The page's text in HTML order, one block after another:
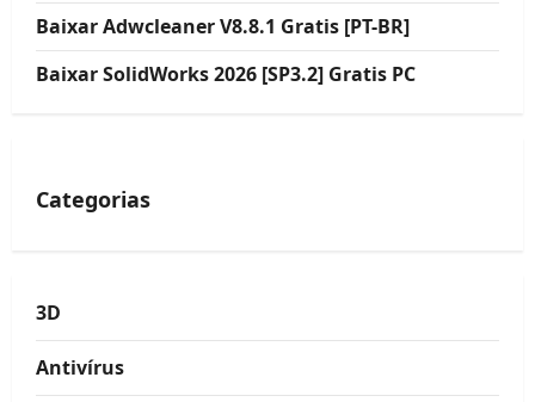
Baixar Adwcleaner V8.8.1 Gratis [PT-BR]
Baixar SolidWorks 2026 [SP3.2] Gratis PC
Categorias
3D
Antivírus